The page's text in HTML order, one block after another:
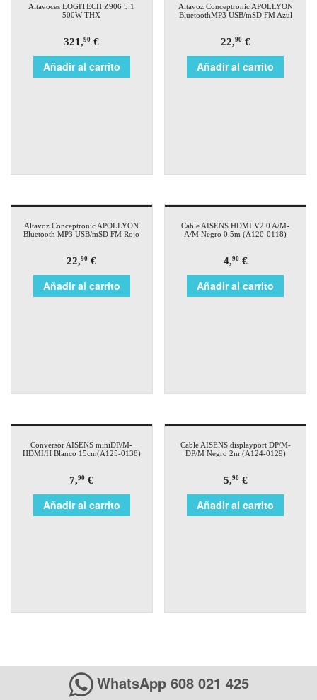
Altavoces LOGITECH Z906 5.1
500W THX
321,90 €
Añadir al carrito
Altavoz Conceptronic APOLLYON
BluetoothMP3 USB/mSD FM Azul
22,90€
Añadir al carrito
Altavoz Conceptronic APOLLYON
Bluetooth MP3 USB/mSD FM Rojo
22,90 €
Añadir al carrito
Cable AISENS HDMI V2.0 A/M-
A/M Negro 0.5m (A120-0118)
4,90€
Añadir al carrito
Conversor AISENS miniDP/M-
HDMI/H Blanco 15cm(A125-0138)
7,90 €
Añadir al carrito
Cable AISENS displayport DP/M-
DP/M Negro 2m (A124-0129)
5,90€
Añadir al carrito
WhatsApp 608 021 425